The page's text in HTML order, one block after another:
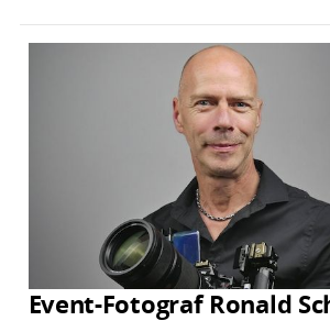
Event-Fotograf Ronald